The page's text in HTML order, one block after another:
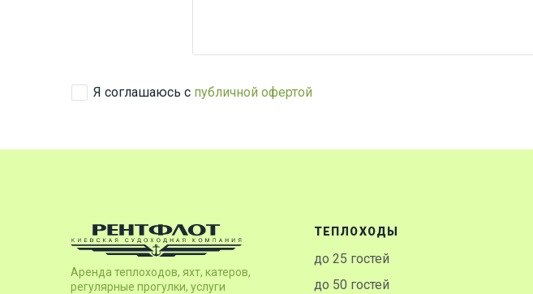
Я соглашаюсь с публичной офертой
Аренда теплоходов, яхт, катеров,
регулярные прогулки, услуги
ТЕПЛОХОДЫ
до 25 гостей
до 50 гостей